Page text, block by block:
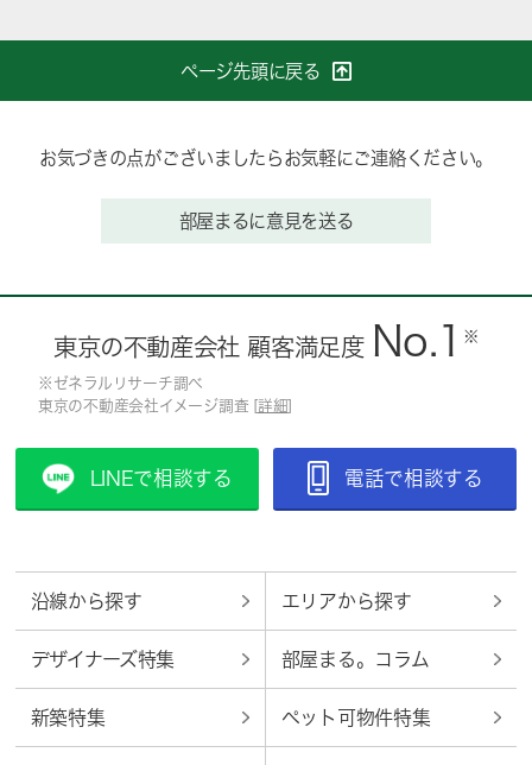
ページ先頭に戻る
お気づきの点がございましたらお気軽にご連絡ください。
部屋まるに意見を送る
東京の不動産会社 顧客満足度 No.1 ※
※ゼネラルリサーチ調べ
東京の不動産会社イメージ調査 [ 詳細
LINEで相談する 電話で相談する
沿線から探す エリアから探す
デザイナーズ特集 部屋まる。コラム
新築特集 ペット可物件特集